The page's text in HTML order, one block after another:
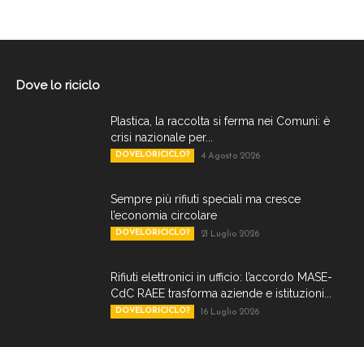
Dove lo riciclo
Plastica, la raccolta si ferma nei Comuni: è
crisi nazionale per...
DOVELORICICLO? 4 Agosto 2026
Sempre più rifiuti speciali ma cresce
l’economia circolare
DOVELORICICLO? 21 Luglio 2026
Rifiuti elettronici in ufficio: l’accordo MASE-
CdC RAEE trasforma aziende e istituzioni...
DOVELORICICLO? 16 Luglio 2026